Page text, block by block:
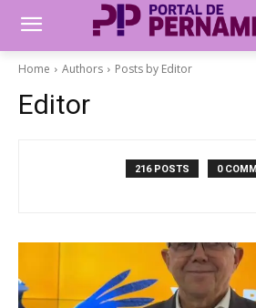
Home Authors Posts by Editor
Editor
216 POSTS 0